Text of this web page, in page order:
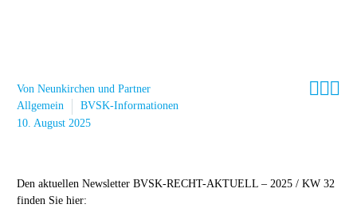

Von Neunkirchen und Partner
Allgemein
BVSK-Informationen
10. August 2025
Den aktuellen Newsletter BVSK-RECHT-AKTUELL – 2025 / KW 32
finden Sie hier: